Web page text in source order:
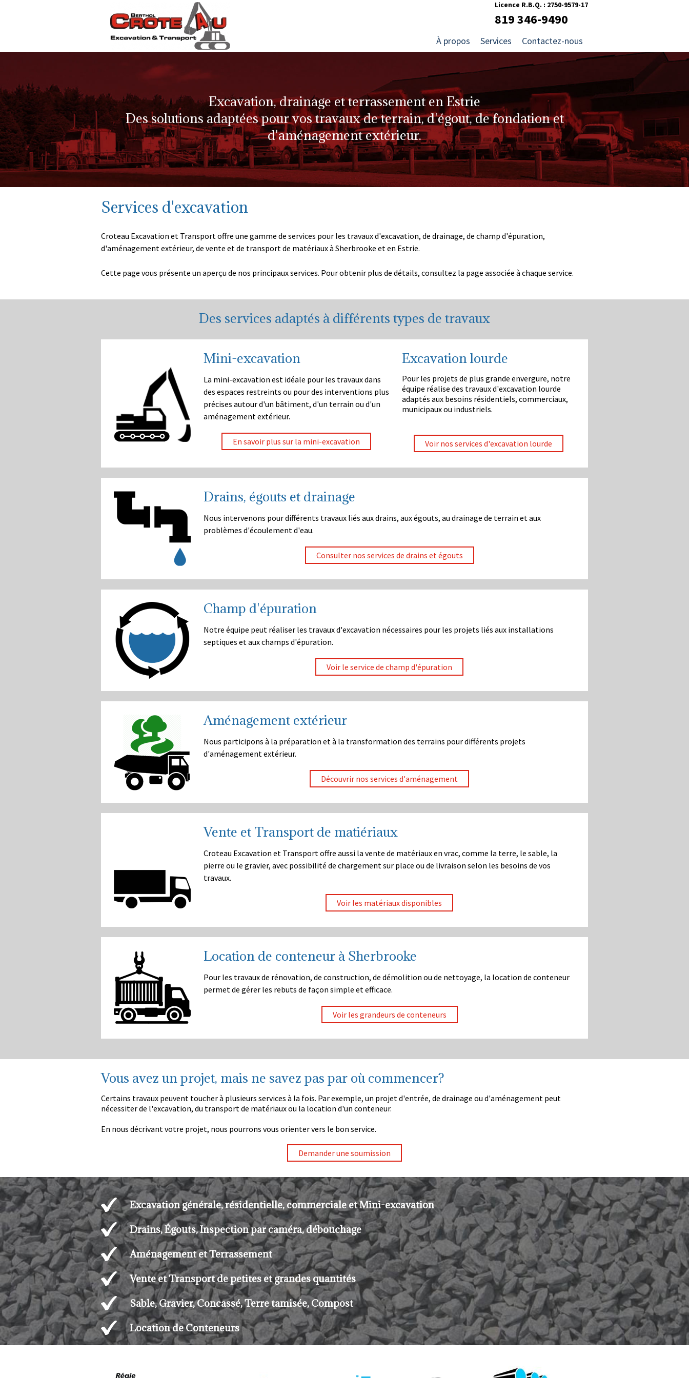
Licence R.B.Q. : 2750-9579-17
819 346-9490
À propos Services Contactez-nous
Excavation, drainage et terrassement en Estrie
Des solutions adaptées pour vos travaux de terrain, d'égout, de fondation et
d'aménagement extérieur.
Services d'excavation
Croteau Excavation et Transport offre une gamme de services pour les travaux d'excavation, de drainage, de champ d'épuration,
d'aménagement extérieur, de vente et de transport de matériaux à Sherbrooke et en Estrie.
Cette page vous présente un aperçu de nos principaux services. Pour obtenir plus de détails, consultez la page associée à chaque service.
Des services adaptés à différents types de travaux
Mini-excavation
La mini-excavation est idéale pour les travaux dans
des espaces restreints ou pour des interventions plus
précises autour d'un bâtiment, d'un terrain ou d'un
aménagement extérieur.
En savoir plus sur la mini-excavation
Excavation lourde
Pour les projets de plus grande envergure, notre
équipe réalise des travaux d'excavation lourde
adaptés aux besoins résidentiels, commerciaux,
municipaux ou industriels.
Voir nos services d'excavation lourde
Drains, égouts et drainage
Nous intervenons pour différents travaux liés aux drains, aux égouts, au drainage de terrain et aux
problèmes d'écoulement d'eau.
Consulter nos services de drains et égouts
Champ d'épuration
Notre équipe peut réaliser les travaux d'excavation nécessaires pour les projets liés aux installations
septiques et aux champs d'épuration.
Voir le service de champ d'épuration
Aménagement extérieur
Nous participons à la préparation et à la transformation des terrains pour différents projets
d'aménagement extérieur.
Découvrir nos services d'aménagement
Vente et Transport de matiériaux
Croteau Excavation et Transport offre aussi la vente de matériaux en vrac, comme la terre, le sable, la
pierre ou le gravier, avec possibilité de chargement sur place ou de livraison selon les besoins de vos
travaux.
Voir les matériaux disponibles
Location de conteneur à Sherbrooke
Pour les travaux de rénovation, de construction, de démolition ou de nettoyage, la location de conteneur
permet de gérer les rebuts de façon simple et efficace.
Voir les grandeurs de conteneurs
Vous avez un projet, mais ne savez pas par où commencer?
Certains travaux peuvent toucher à plusieurs services à la fois. Par exemple, un projet d'entrée, de drainage ou d'aménagement peut
nécessiter de l'excavation, du transport de matériaux ou la location d'un conteneur.
En nous décrivant votre projet, nous pourrons vous orienter vers le bon service.
Demander une soumission
Excavation générale, résidentielle, commerciale et Mini-excavation
Drains, Égouts, Inspection par caméra, débouchage
Aménagement et Terrassement
Vente et Transport de petites et grandes quantités
Sable, Gravier, Concassé, Terre tamisée, Compost
Location de Conteneurs